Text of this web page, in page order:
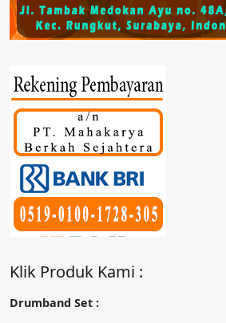
Klik Produk Kami :
Drumband Set :